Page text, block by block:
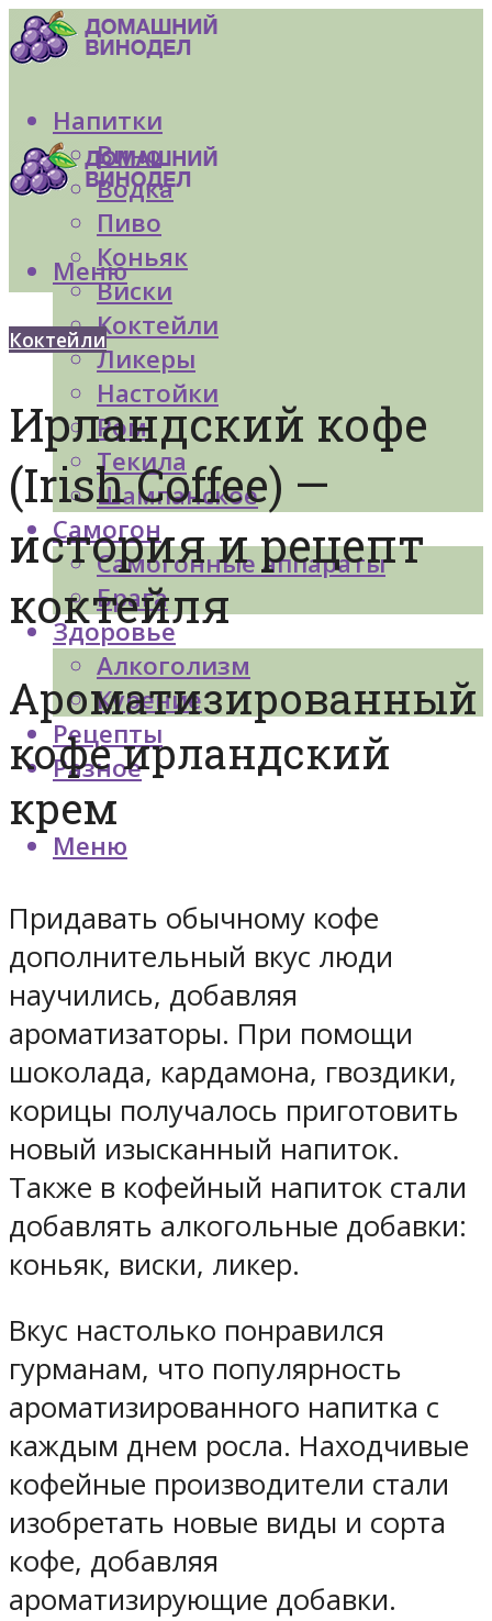
Напитки
Вино
Водка
Пиво
Коньяк
Виски
Коктейли
Ликеры
Настойки
Ром
Текила
Шампанское
Самогон
Самогонные аппараты
Брага
Здоровье
Алкоголизм
Курение
Рецепты
Разное
Меню
Меню
Коктейли
Ирландский кофе
(Irish Coffee) —
история и рецепт
коктейля
Ароматизированный
кофе ирландский
крем
Придавать обычному кофе
дополнительный вкус люди
научились, добавляя
ароматизаторы. При помощи
шоколада, кардамона, гвоздики,
корицы получалось приготовить
новый изысканный напиток.
Также в кофейный напиток стали
добавлять алкогольные добавки:
коньяк, виски, ликер.
Вкус настолько понравился
гурманам, что популярность
ароматизированного напитка с
каждым днем росла. Находчивые
кофейные производители стали
изобретать новые виды и сорта
кофе, добавляя
ароматизирующие добавки.